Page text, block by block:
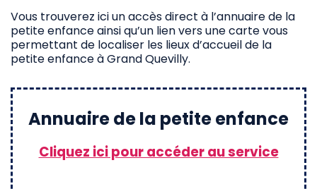
Vous trouverez ici un accès direct à l’annuaire de la
petite enfance ainsi qu’un lien vers une carte vous
permettant de localiser les lieux d’accueil de la
petite enfance à Grand Quevilly.
Annuaire de la petite enfance
Cliquez ici pour accéder au service